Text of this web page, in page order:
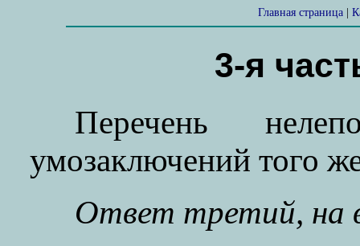
Главная страница|
3-я
Перечень
умозаключений того
Ответ третий, на